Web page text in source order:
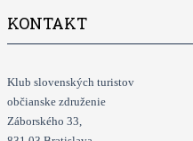
KONTAKT
Klub slovenských turistov
občianske združenie
Záborského 33,